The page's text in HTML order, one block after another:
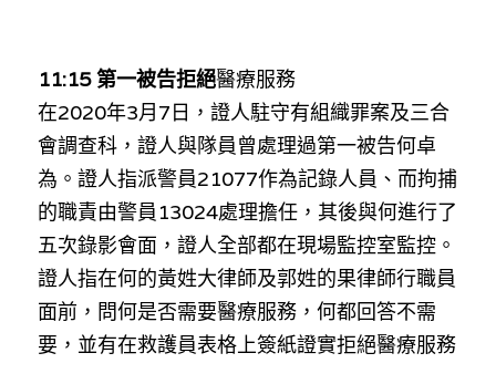
11:15 第一被告拒絕醫療服務
在2020年3月 7日，證人駐守有組織罪案及三合
會調查科，證人與隊員曾處理過第一被告何卓
為。證人指派警員21077作為記錄人員、而拘捕
的職責由警員 13024處理擔任，其後與何進行了
五次錄影會面，證人全部都在現場監控室監控。
證人指在何的黃姓大律師及郭姓的果律師行職員
面前， 問何是否需要醫療服務， 何都回答不需
要，並有在救護員表格上簽紙證實拒絕醫療服務